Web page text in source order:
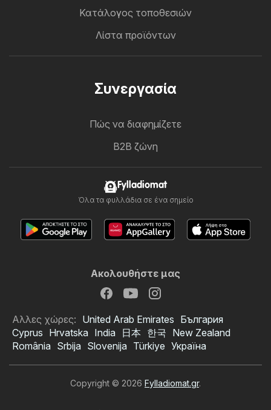
Κατάλογος τοποθεσιών
Λίστα προϊόντων
Συνεργασία
Πώς να διαφημίζετε
B2B ζώνη
Fylladiomat
Όλα τα φυλλάδια σε ένα σημείο
Ακολουθήστε μας
Αλλες χώρες: United Arab Emirates България
Cyprus Hrvatska India 日本 한국 New Zealand
România Srbija Slovenija Türkiye Україна
Copyright © 2026 Fylladiomat.gr.